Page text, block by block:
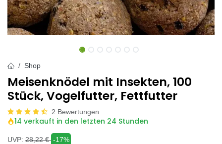
Shop
Meisenknödel mit Insekten, 100
Stück, Vogelfutter, Fettfutter
2 Bewertungen
14 verkauft in den letzten 24 Stunden
UVP: 28,22€ -17%